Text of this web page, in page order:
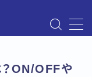
法まとめ
ON/OFFや